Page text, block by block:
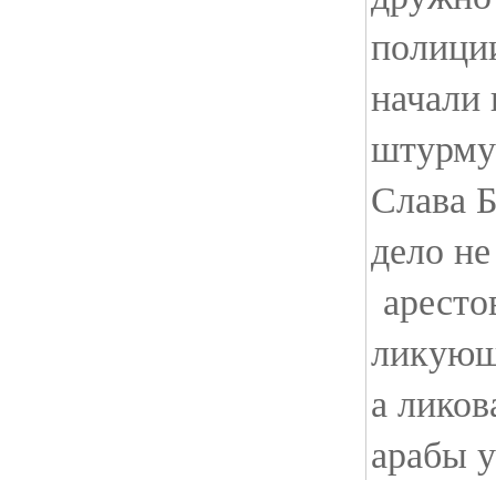
начали
Слава
дело
а
арабы